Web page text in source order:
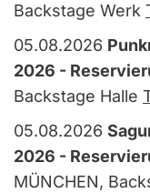
Backstage Werk
05.08.2026
2026 -
Backstage Halle
05.08.2026
2026 -
MÜNCHEN,